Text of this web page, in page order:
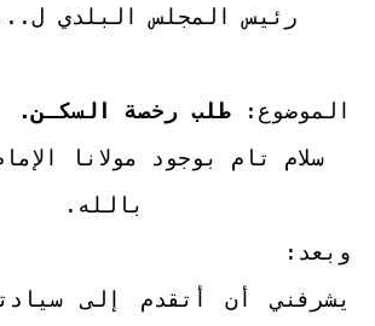
رئيس المجلس البلدي
الموضوع: طلب رخصة السكـن.
سلام تام بوجود مولانا
بالله.
وبعد:
يشرفني أن أتقدم إلى